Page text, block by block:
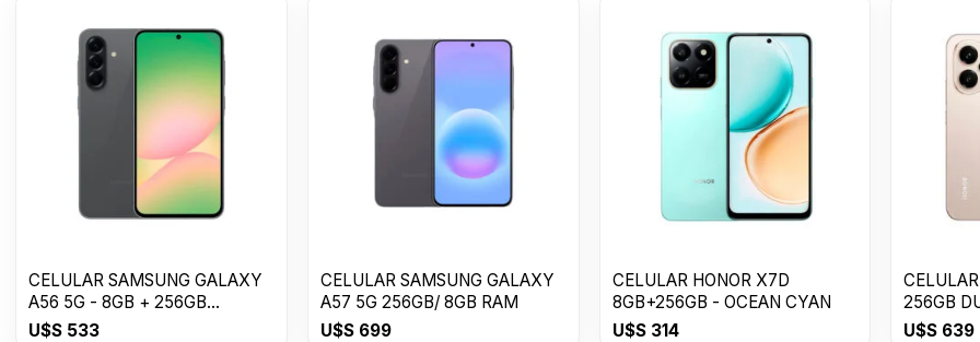
CELULAR SAMSUNG GALAXY
A56 5G - 8GB + 256GB
Awesome Graphite
U$S 533
CELULAR SAMSUNG GALAXY
A57 5G 256GB/ 8GB RAM
U$S699
CELULAR HONOR X7D
8GB+256GB - OCEAN CYAN
U$S314
256GB
U$S 639